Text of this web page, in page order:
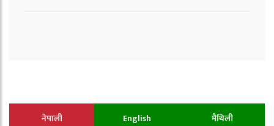
नेपाली English मैथिली